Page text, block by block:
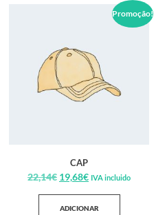
Promoção!
CAP
22,14€ 19,68€ IVA incluido
ADICIONAR